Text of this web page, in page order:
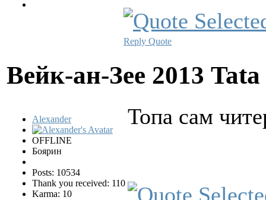
Reply Quote
Вейк-ан-Зее 2013
Alexander
OFFLINE
Боярин
Posts: 10534
Thank you received: 110
Karma: 10
Топа сам